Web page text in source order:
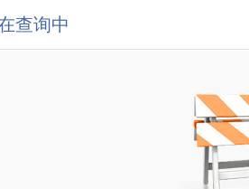
查询中